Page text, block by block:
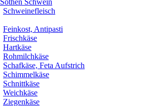
Schwein
Schweinefleisch
Feinkost, Antipasti
Frischkäse
Hartkäse
Rohmilchkäse
Schafkäse, Feta Aufstrich
Schimmelkäse
Schnittkäse
Weichkäse
Ziegenkäse